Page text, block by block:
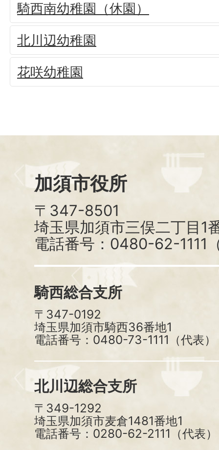
騎西南幼稚園（休園）
北川辺幼稚園
花咲幼稚園
加須市役所
〒347-8501
埼玉県加須市三俣二丁目1
電話番号：0480-62-1111
騎西総合支所
〒347-0192
埼玉県加須市騎西36番地1
電話番号：0480-73-1111（代表）
北川辺総合支所
〒349-1292
埼玉県加須市麦倉1481番地1
電話番号：0280-62-2111（代表）